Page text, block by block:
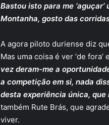
Bastou isto para me
Montanha, gosto das
A agora piloto duriense diz
Mas uma coisa é ver ‘de
vez deram-me a
a competição em si, nada
desta experiência única,
também Rute Brás, que
viver.